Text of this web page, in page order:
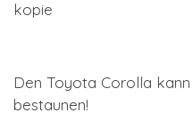
Den Toyota Corolla
bestaunen!